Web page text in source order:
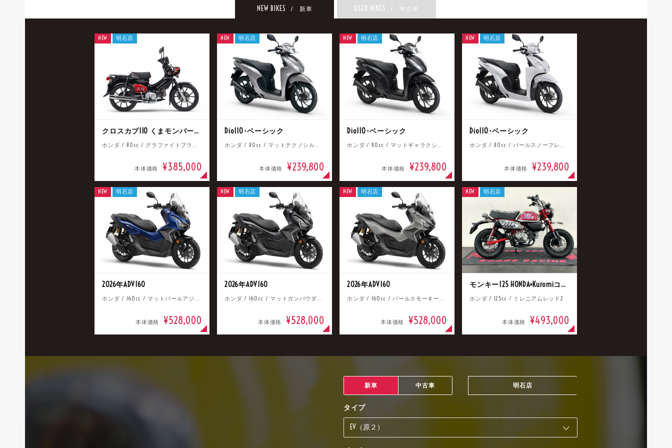
NEW BIKES / 新車 USED BIKES / 中古車
クロスカブ110 くまモンバージョン
ホンダ / 110cc / グラファイトブラック
本体価格 ¥385,000
NEW 明石店
Dio110･ベーシック
ホンダ / 110cc / マットテクノシルバーメタリック
本体価格 ¥239,800
NEW 明石店
Dio110･ベーシック
ホンダ / 110cc / マットギャラクシーブラックメタリック
本体価格 ¥239,800
NEW 明石店
Dio110･ベーシック
ホンダ / 110cc / パールスノーフレークホワイト
本体価格 ¥239,800
NEW 明石店
2026年ADV160
ホンダ / 160cc / マットパールアジャイルブルー
本体価格 ¥528,000
NEW 明石店
2026年ADV160
ホンダ / 160cc / マットガンパウダーブラックメタリック
本体価格 ¥528,000
NEW 明石店
2026年ADV160
ホンダ / 160cc / パールスモーキーグレー
本体価格 ¥528,000
NEW 明石店
モンキー125 HONDA×Kuromiコラボ
ホンダ / 125cc / ミレニアムレッド2
本体価格 ¥493,000
NEW 明石店
新車 中古車 明石店
タイプ